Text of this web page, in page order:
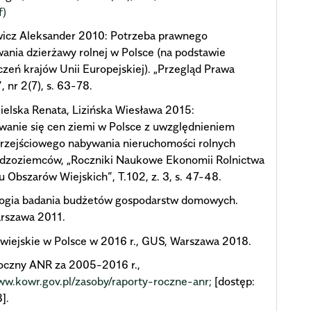
Aleksander 2010: Potrzeba prawnego
dzierżawy rolnej w Polsce (na podstawie
krajów Unii Europejskiej). „Przegląd Prawa
nr 2(7), s. 63-78.
Renata, Lizińska Wiesława 2015:
się cen ziemi w Polsce z uwzględnieniem
nabywania nieruchomości rolnych
„Roczniki Naukowe Ekonomii Rolnictwa
Obszarów Wiejskich”, T.102, z. 3, s. 47-48.
badania budżetów gospodarstw domowych.
2011.
w Polsce w 2016 r., GUS, Warszawa 2018.
ANR za 2005-2016 r.,
zasoby/raporty-roczne-anr; [dostęp: